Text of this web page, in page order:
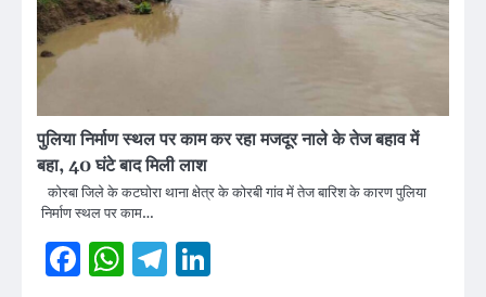
पुलिया निर्माण स्थल पर काम कर रहा मजदूर नाले के तेज बहाव में
बहा, 40 घंटे बाद मिली लाश
कोरबा जिले के कटघोरा थाना क्षेत्र के कोरबी गांव में तेज बारिश के कारण पुलिया
निर्माण स्थल पर काम…
Facebook
WhatsApp
Telegram